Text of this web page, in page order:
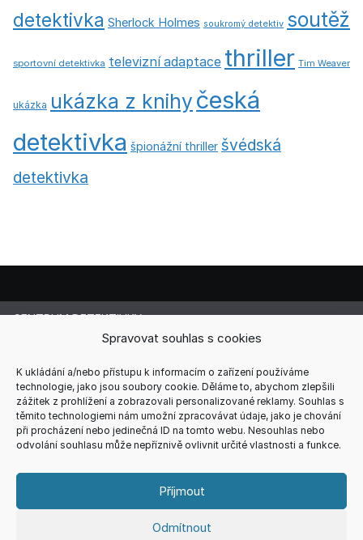
Spravovat souhlas s cookies
K ukládání a/nebo přístupu k informacím o zařízení používáme
technologie, jako jsou soubory cookie. Děláme to, abychom zlepšili
zážitek z prohlížení a zobrazovali personalizované reklamy. Souhlas s
těmito technologiemi nám umožní zpracovávat údaje, jako je chování
při procházení nebo jedinečná ID na tomto webu. Nesouhlas nebo
odvolání souhlasu může nepříznivě ovlivnit určité vlastnosti a funkce.
Příjmout
Odmítnout
detektivka Sherlock Holmes soukromý detektiv soutěž
sportovní detektivka televizní adaptace thriller Tim Weaver
ukázka ukázka z knihy česká
detektivka špionážní thriller švédská
detektivka
CENTRUM DETEKTIVKY
Lucie Cermanová
Telefon: +420 607 856 085
E-mail: redakce@centrum-detektivky.cz
Jakékoliv přebírání obsahu povoleno pouze s písemným
souhlasem redakce.
ZÁSADY ZPRACOVÁNÍ OSOBNÍCH ÚDAJŮ